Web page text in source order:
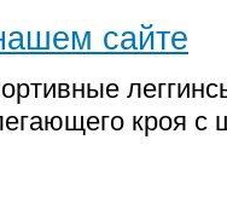
сайте
кроя с